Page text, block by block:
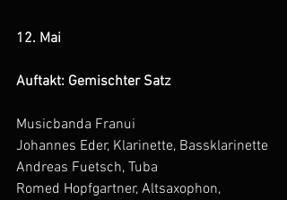
12. Mai
Auftakt: Gemischter Satz
Musicbanda Franui
Johannes Eder, Klarinette, Bassklarinette
Andreas Fuetsch, Tuba
Romed Hopfgartner, Altsaxophon,